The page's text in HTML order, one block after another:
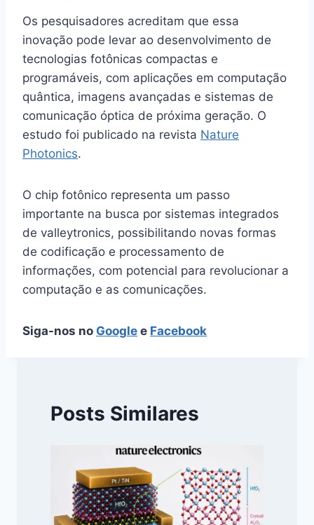
Os pesquisadores acreditam que essa
inovação pode levar ao desenvolvimento de
tecnologias fotônicas compactas e
programáveis, com aplicações em computação
quântica, imagens avançadas e sistemas de
comunicação óptica de próxima geração. O
estudo foi publicado na revista Nature
Photonics.
O chip fotônico representa um passo
importante na busca por sistemas integrados
de valleytronics, possibilitando novas formas
de codificação e processamento de
informações, com potencial para revolucionar a
computação e as comunicações.
Siga-nos no Google e Facebook
Posts Similares